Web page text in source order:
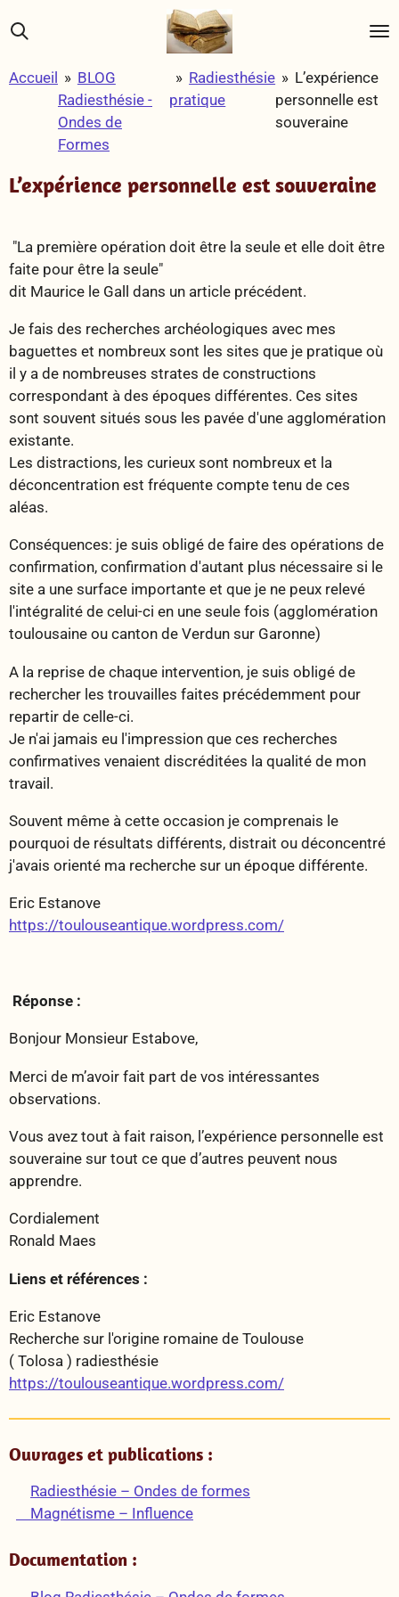
Passer
au
principal
Accueil » BLOG
Radiesthésie -
Ondes de
Formes
» Radiesthésie
pratique
» L’expérience
personnelle est
souveraine
L’expérience personnelle est souveraine
"La première opération doit être la seule et elle doit être
faite pour être la seule"
dit Maurice le Gall dans un article précédent.
Je fais des recherches archéologiques avec mes
baguettes et nombreux sont les sites que je pratique où
il y a de nombreuses strates de constructions
correspondant à des époques différentes. Ces sites
sont souvent situés sous les pavée d'une agglomération
existante.
Les distractions, les curieux sont nombreux et la
déconcentration est fréquente compte tenu de ces
aléas.
Conséquences: je suis obligé de faire des opérations de
confirmation, confirmation d'autant plus nécessaire si le
site a une surface importante et que je ne peux relevé
l'intégralité de celui-ci en une seule fois (agglomération
toulousaine ou canton de Verdun sur Garonne)
A la reprise de chaque intervention, je suis obligé de
rechercher les trouvailles faites précédemment pour
repartir de celle-ci.
Je n'ai jamais eu l'impression que ces recherches
confirmatives venaient discréditées la qualité de mon
travail.
Souvent même à cette occasion je comprenais le
pourquoi de résultats différents, distrait ou déconcentré
j'avais orienté ma recherche sur un époque différente.
Eric Estanove
https://toulouseantique.wordpress.com/
Réponse :
Bonjour Monsieur Estabove,
Merci de m’avoir fait part de vos intéressantes
observations.
Vous avez tout à fait raison, l’expérience personnelle est
souveraine sur tout ce que d’autres peuvent nous
apprendre.
Cordialement
Ronald Maes
Liens et références :
Eric Estanove
Recherche sur l'origine romaine de Toulouse
( Tolosa ) radiesthésie
https://toulouseantique.wordpress.com/
Ouvrages et publications :
Radiesthésie – Ondes de formes
Magnétisme – Influence
Documentation :